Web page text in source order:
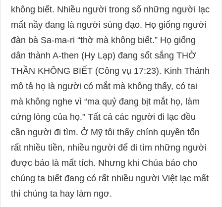
không biết. Nhiều người trong số những người lạc
mất nầy đang là người sùng đạo. Họ giống người
đàn bà Sa-ma-ri “thờ mà không biết.” Họ giống
dân thành A-then (Hy Lạp) đang sốt sắng THỜ
THẦN KHÔNG BIẾT (Công vụ 17:23). Kinh Thánh
mô tả họ là người có mắt mà không thấy, có tai
mà không nghe vì “ma quỷ đang bịt mắt họ, làm
cứng lòng của họ.” Tất cả các người đi lạc đều
cần người đi tìm. Ở Mỹ tôi thấy chính quyền tốn
rất nhiều tiền, nhiều người để đi tìm những người
được báo là mất tích. Nhưng khi Chúa báo cho
chúng ta biết đang có rất nhiều người Việt lạc mất
thì chúng ta hay làm ngơ.